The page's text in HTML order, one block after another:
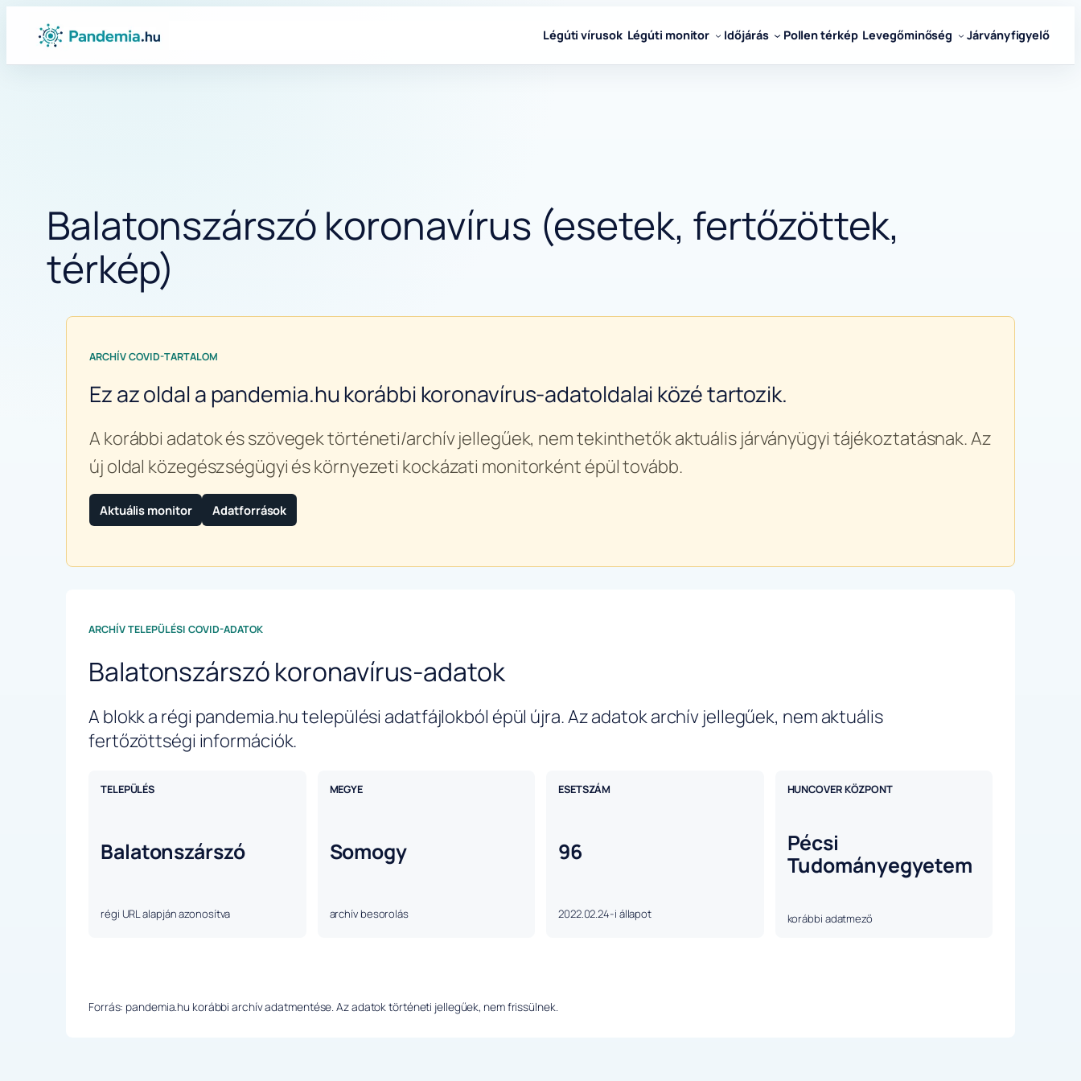
Ugrás
tartalomhoz
Légúti vírusok Légúti monitor Időjárás Pollen térkép Levegőminőség Járványfigyelő
Balatonszárszó koronavírus (esetek, fertőzöttek,
térkép)
ARCHÍV COVID-TARTALOM
Ez az oldal a pandemia.hu korábbi koronavírus-adatoldalai közé tartozik.
A korábbi adatok és szövegek történeti/archív jellegűek, nem tekinthetők aktuális járványügyi tájékoztatásnak. Az
új oldal közegészségügyi és környezeti kockázati monitorként épül tovább.
Aktuális monitor Adatforrások
ARCHÍV TELEPÜLÉSI COVID-ADATOK
Balatonszárszó koronavírus-adatok
A blokk a régi pandemia.hu települési adatfájlokból épül újra. Az adatok archív jellegűek, nem aktuális
fertőzöttségi információk.
TELEPÜLÉS
Balatonszárszó
régi URL alapján azonosítva
MEGYE
Somogy
archív besorolás
ESETSZÁM
96
2022.02.24-i állapot
HUNCOVER KÖZPONT
Pécsi
Tudományegyetem
korábbi adatmező
Forrás: pandemia.hu korábbi archív adatmentése. Az adatok történeti jellegűek, nem frissülnek.